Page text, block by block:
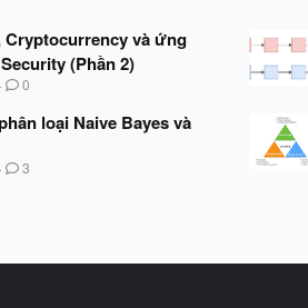
Cryptocurrency và ứng
(Phần 2)
0
loại Naive Bayes và
3